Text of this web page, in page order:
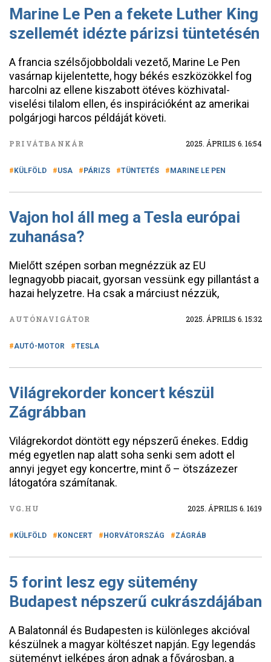
Marine Le Pen a fekete Luther King
szellemét idézte párizsi tüntetésén
A francia szélsőjobboldali vezető, Marine Le Pen
vasárnap kijelentette, hogy békés eszközökkel fog
harcolni az ellene kiszabott ötéves közhivatal-
viselési tilalom ellen, és inspirációként az amerikai
polgárjogi harcos példáját követi.
PRIVÁTBANKÁR 2025. ÁPRILIS 6. 16:54
KÜLFÖLD USA PÁRIZS TÜNTETÉS MARINE LE PEN
Vajon hol áll meg a Tesla európai
zuhanása?
Mielőtt szépen sorban megnézzük az EU
legnagyobb piacait, gyorsan vessünk egy pillantást a
hazai helyzetre. Ha csak a márciust nézzük,
AUTÓNAVIGÁTOR 2025. ÁPRILIS 6. 15:32
AUTÓ-MOTOR TESLA
Világrekorder koncert készül
Zágrábban
Világrekordot döntött egy népszerű énekes. Eddig
még egyetlen nap alatt soha senki sem adott el
annyi jegyet egy koncertre, mint ő – ötszázezer
látogatóra számítanak.
VG.HU 2025. ÁPRILIS 6. 16:19
KÜLFÖLD KONCERT HORVÁTORSZÁG ZÁGRÁB
5 forint lesz egy sütemény
Budapest népszerű cukrászdájában
A Balatonnál és Budapesten is különleges akcióval
készülnek a magyar költészet napján. Egy legendás
süteményt jelképes áron adnak a fővárosban, a